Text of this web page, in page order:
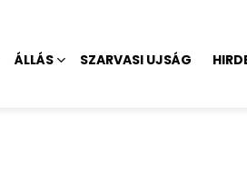
ÁLLÁS SZARVASI UJSÁG